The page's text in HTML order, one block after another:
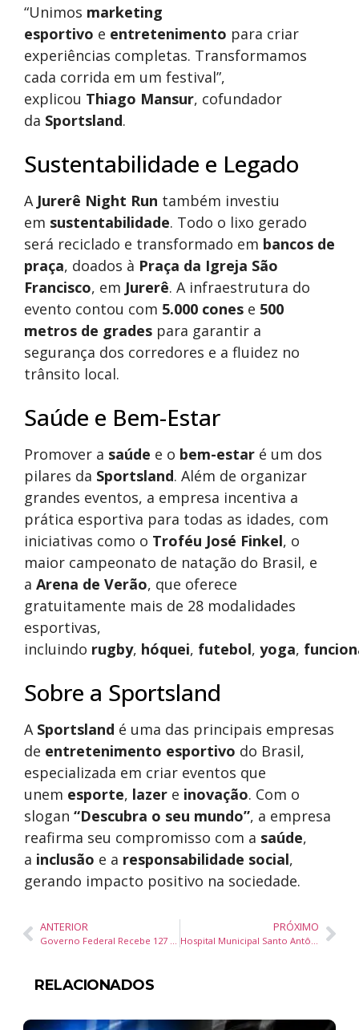
“Unimos marketing
esportivo e entretenimento para criar
experiências completas. Transformamos
cada corrida em um festival”,
explicou Thiago Mansur, cofundador
da Sportsland.
Sustentabilidade e Legado
A Jurerê Night Run também investiu
em sustentabilidade. Todo o lixo gerado
será reciclado e transformado em bancos de
praça, doados à Praça da Igreja São
Francisco, em Jurerê. A infraestrutura do
evento contou com 5.000 cones e 500
metros de grades para garantir a
segurança dos corredores e a fluidez no
trânsito local.
Saúde e Bem-Estar
Promover a saúde e o bem-estar é um dos
pilares da Sportsland. Além de organizar
grandes eventos, a empresa incentiva a
prática esportiva para todas as idades, com
iniciativas como o Troféu José Finkel, o
maior campeonato de natação do Brasil, e
a Arena de Verão, que oferece
gratuitamente mais de 28 modalidades
esportivas,
incluindo rugby, hóquei, futebol, yoga,
Sobre a Sportsland
A Sportsland é uma das principais empresas
de entretenimento esportivo do Brasil,
especializada em criar eventos que
unem esporte, lazer e inovação. Com o
slogan “Descubra o seu mundo”, a empresa
reafirma seu compromisso com a saúde,
a inclusão e a responsabilidade social,
gerando impacto positivo na sociedade.
ANTERIOR
Governo Federal Recebe 127 Brasileiros Repatriados dos Estados Unidos com Acolhimento Humanizado
PRÓXIMO
Hospital Municipal Santo Antônio Inicia Atendimento Oftalmológico Pediátrico em Itapema
RELACIONADOS